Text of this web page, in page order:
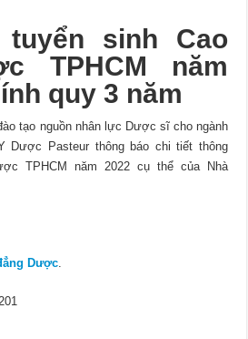
sinh Cao
TPHCM năm
quy 3 năm
tạo nguồn nhân lực Dược sĩ cho ngành
Dược Pasteur thông báo chi tiết thông
TPHCM năm 2022 cụ thể của Nhà
Dược